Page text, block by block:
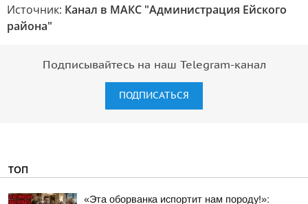
Источник: Канал в МАКС "Администрация Ейского
района"
Подписывайтесь на наш Telegram-канал
ПОДПИСАТЬСЯ
ТОП
«Эта оборванка испортит нам породу!»: